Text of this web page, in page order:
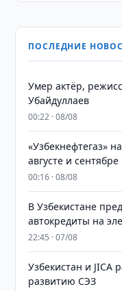
ПОСЛЕДНИЕ
Умер актёр,
Убайдуллаев
00:22 · 08/08
«Узбекнефтегаз»
августе и сентябре
00:16 · 08/08
В Узбекистане
автокредиты на
22:45 · 07/08
Узбекистан и JICA
развитию СЭЗ